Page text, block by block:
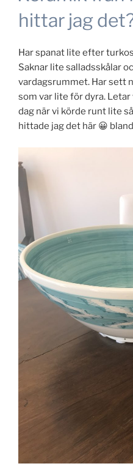
hittar jag
Har spanat lite efter
Saknar lite salladsskålar
vardagsrummet. Har sett
som var lite för dyra. Letar
dag när vi körde runt lite
hittade jag det här 😀